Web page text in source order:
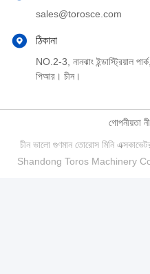
sales@torosce.com
ঠিকানা
NO.2-3, নানঝাং ইন্ডাস্ট্রিয়াল
পিআর। চীন।
গোপনীয়তা
চীন ভালো গুণমান তোরোস মিনি
Shandong Toros Machinery